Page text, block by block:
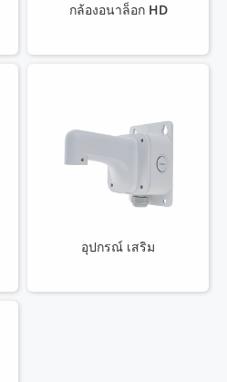
กล้องอนาล็อก HD
อุปกรณ์ เสริม